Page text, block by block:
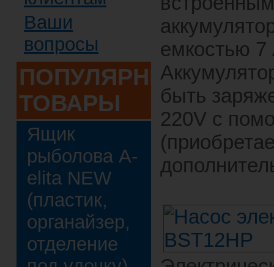
Ваши
вопросы
ПОПУЛЯРНЫЕ
ТОВАРЫ
Ящик
рыболова A-
elita NEW
(пластик,
органайзер,
отделение
емкостью 7
быть
220V с